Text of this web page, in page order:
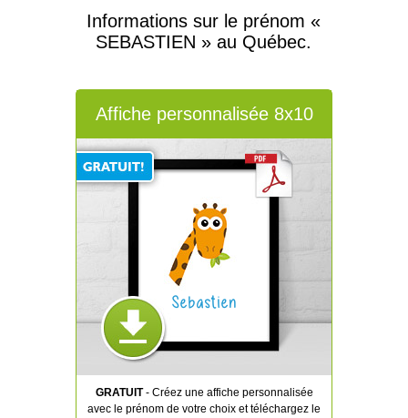
Informations sur le prénom «
SEBASTIEN » au Québec.
Affiche personnalisée 8x10
Sebastien
GRATUIT- Créez une affiche personnalisée
avec le prénom de votre choix et téléchargez le